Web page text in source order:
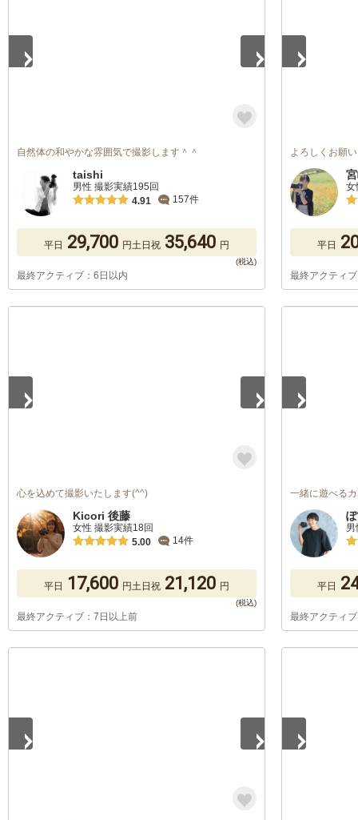
自然体の和やかな雰囲気で撮影します＾＾
taishi
男性 撮影実績195回
4.91
157件
平日 29,700 円土日祝 35,640 円
最終アクティブ：6日以内
よろしくお願
女
平日
最終アクティ
心を込めて撮影いたします(^^)
Kicori 後藤
女性 撮影実績18回
5.00
14件
平日 17,600 円土日祝 21,120 円
最終アクティブ：7日以上前
一緒に遊べる
平日
最終アクティ